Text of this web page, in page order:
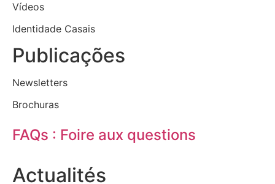
Vídeos
Identidade Casais
Publicações
Newsletters
Brochuras
FAQs : Foire aux questions
Actualités